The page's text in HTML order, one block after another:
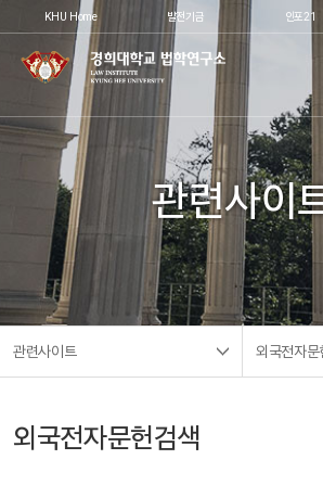
KHU Home 발전기금 인포21
관련사이
관련사이트 외국전자문
외국전자문헌검색